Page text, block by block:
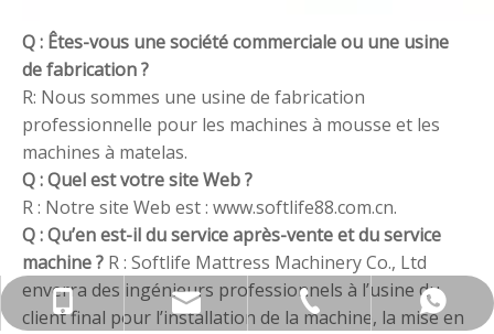
Q : Êtes-vous une société commerciale ou une usine
de fabrication ?
R: Nous sommes une usine de fabrication
professionnelle pour les machines à mousse et les
machines à matelas.
Q : Quel est votre site Web ?
R : Notre site Web est : www.softlife88.com.cn.
Q : Qu’en est-il du service après-vente et du service
machine ? R : Softlife Mattress Machinery Co., Ltd
enverra des ingénieurs professionnels à l’usine du
client final pour l’installation de la machine, la mise en
0086-13822417621
softlife@softlife.com.cn
0750-5489338
WhatsApp